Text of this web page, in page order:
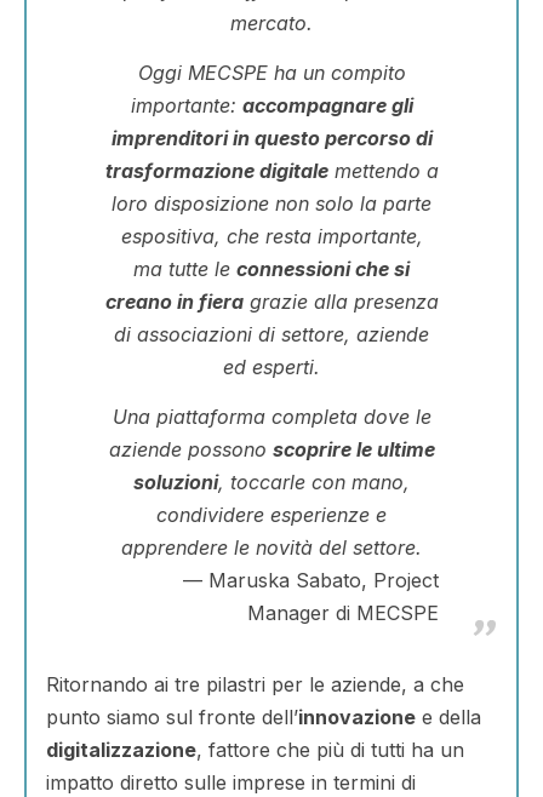
mercato.
Oggi MECSPE ha un compito
importante: accompagnare gli
imprenditori in questo percorso di
trasformazione digitalemettendo a
loro disposizione non solo la parte
espositiva, che resta importante,
ma tutte le connessioni che si
creano in fieragrazie alla presenza
di associazioni di settore, aziende
ed esperti.
Una piattaforma completa dove le
aziende possono scoprire le ultime
soluzioni, toccarle con mano,
condividere esperienze e
apprendere le novità del settore.
Maruska Sabato, Project
Manager di MECSPE
Ritornando ai tre pilastri per le aziende, a che
punto siamo sul fronte dell’innovazione e della
digitalizzazione, fattore che più di tutti ha un
impatto diretto sulle imprese in termini di